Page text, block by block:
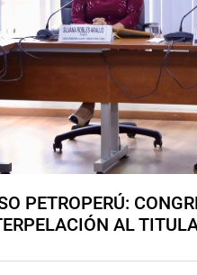
PETROPERÚ:
AL